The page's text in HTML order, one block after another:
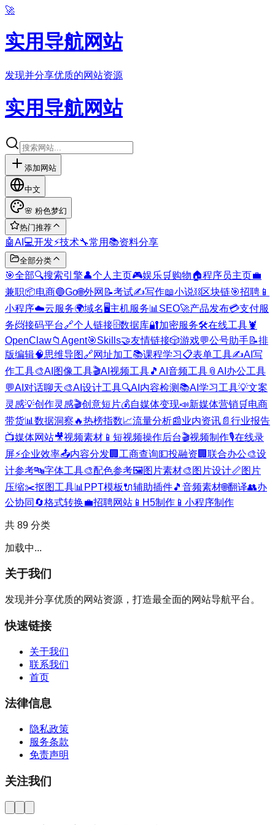
🚀
实用导航网站
发现并分享优质的网站资源
实用导航网站
添加网站
中文
🌸 粉色梦幻
热门推荐
🤖AI 💻开发⚡技术🔧常用 📚资料分享
全部分类
🎯全部🔍搜索引擎👤个人主页🎮娱乐🛒 购物🏠程序员主页💼
兼职📦电商🔵Go🌐外网 📝考试✍️写作📖小说⛓️区块链🎯招聘 📱
小程序☁️云服务🌍域名 🖥️主机服务📊 SEO🚀产品发布💳支付服
务📨接码平台🔗个人链接🗄️数据库🔐加密服务🛠️在线工具🦞
OpenClaw📁 Agent🎯Skills🤝友情链接🎲游戏💬公号助手📝排
版编辑🧠思维导图🔗网址加工📚课程学习📋表单工具✍️AI写
作工具🎨AI图像工具🎬AI视频工具🎵 AI音频工具 📎 AI办公工具
💬AI对话聊天🎨AI设计工具🔍AI内容检测 📚AI学习工具💡文案
灵感💡创作灵感🎬创意短片💰自媒体变现📣新媒体营销 🛒 电商
带货📊 数据洞察 🔥热榜指数📈流量分析📰业内资讯 📄 行业报告
📺媒体网站🎥视频素材 📱 短视频操作后台🎬视频制作🎙️在线录
屏⚡企业效率📤内容分发🏢 工商查询💵投融资 🏢 联合办公🎨设
计参考🔤字体工具🎨配色参考🖼️图片素材🎨 图片设计📏图片
压缩✂️抠图工具📊 PPT模板🔌辅助插件🎵 音频素材🌐翻译👥办
公协同 🔄格式转换💼招聘网站 📱 H5制作 📱 小程序制作
共 89 分类
加载中...
关于我们
发现并分享优质的网站资源，打造最全面的网站导航平台。
快速链接
关于我们
联系我们
首页
法律信息
隐私政策
服务条款
免责声明
关注我们